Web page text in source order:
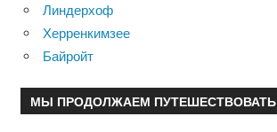
Линдерхоф
Херренкимзее
Байройт
МЫ ПРОДОЛЖАЕМ ПУТЕШЕСТВОВАТЬ